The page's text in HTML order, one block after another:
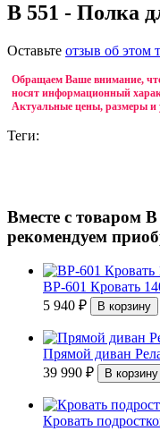
B 551 - Полка
Оставьте отзыв об этом
Обращаем Ваше внимание,
носят информационный
Актуальные цены, размеры и
Теги:
Вместе с товаром
рекомендуем
ВР-601 Кровать
5 940 ₽
Прямой диван
39 990 ₽
Кровать